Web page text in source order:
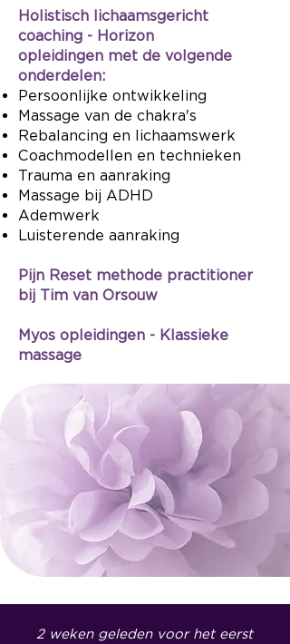
Holistisch lichaamsgericht
coaching - Horizon
opleidingen met de volgende
onderdelen:
Persoonlijke ontwikkeling
Massage van de chakra's
Rebalancing en lichaamswerk
Coachmodellen en technieken
Trauma en aanraking
Massage bij ADHD
Ademwerk
Luisterende aanraking
Pijn Reset methode practitioner
bij Tim van Orsouw
Myos opleidingen - Klassieke
massage
2 weken geleden voor het eerst